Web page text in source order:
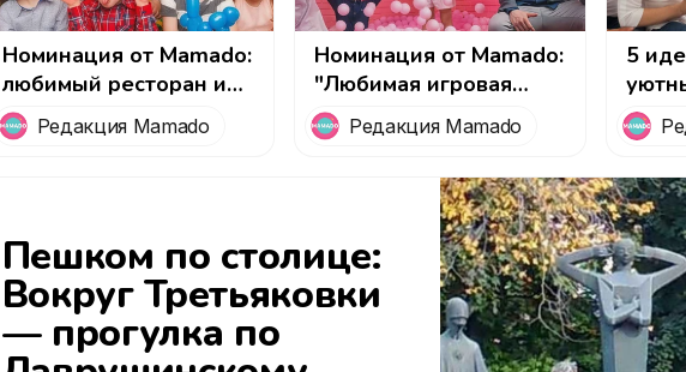
Номинация от Mamado:
любимый ресторан или
кафе с анимацией и
шоу-программой по
Редакция Mamado
Номинация от Mamado:
"Любимая игровая
комната для детского
дня рождения в
Редакция Mamado
5
себя
Пешком по столице:
Вокруг Третьяковки
— прогулка по